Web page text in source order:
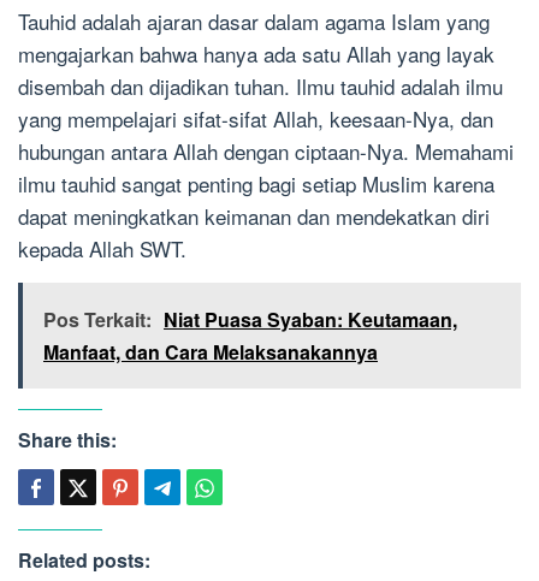
Tauhid adalah ajaran dasar dalam agama Islam yang
mengajarkan bahwa hanya ada satu Allah yang layak
disembah dan dijadikan tuhan. Ilmu tauhid adalah ilmu
yang mempelajari sifat-sifat Allah, keesaan-Nya, dan
hubungan antara Allah dengan ciptaan-Nya. Memahami
ilmu tauhid sangat penting bagi setiap Muslim karena
dapat meningkatkan keimanan dan mendekatkan diri
kepada Allah SWT.
Pos Terkait: Niat Puasa Syaban: Keutamaan,
Manfaat, dan Cara Melaksanakannya
Share this:
Related posts: